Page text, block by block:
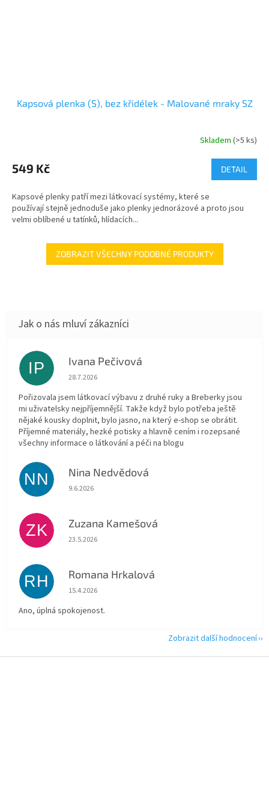
Kapsová plenka (S), bez křidélek - Malované mraky SZ
Skladem (>5 ks)
549 Kč DETAIL
Kapsové plenky patří mezi látkovací systémy, které se
používají stejně jednoduše jako plenky jednorázové a proto jsou
velmi oblíbené u tatínků, hlídacích...
ZOBRAZIT VŠECHNY PODOBNÉ PRODUKTY
IP Ivana Pečivová
Hodnocení obchodu je 5 z 5 hvězdiček.
28.7.2026
Pořizovala jsem látkovací výbavu z druhé ruky a Breberky jsou
mi uživatelsky nejpříjemnější. Takže když bylo potřeba ještě
nějaké kousky doplnit, bylo jasno, na který e-shop se obrátit.
Příjemné materiály, hezké potisky a hlavně cením i rozepsané
všechny informace o látkování a péči na blogu
NN Nina Nedvědová
Hodnocení obchodu je 5 z 5 hvězdiček.
9.6.2026
ZK Zuzana Kamešová
Hodnocení obchodu je 5 z 5 hvězdiček.
23.5.2026
RH Romana Hrkalová
Hodnocení obchodu je 5 z 5 hvězdiček.
15.4.2026
Ano, úplná spokojenost.
Zobrazit další hodnocení